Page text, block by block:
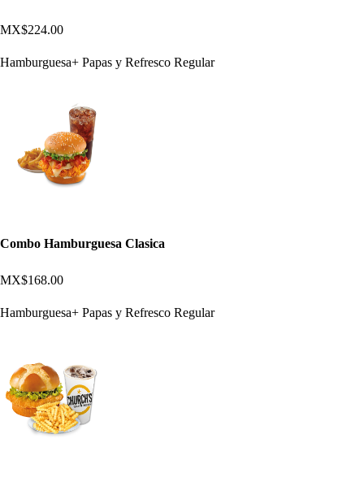
MX$224.00
Hamburguesa+ Papas y Refresco Regular
Combo Hamburguesa Clasica
MX$168.00
Hamburguesa+ Papas y Refresco Regular